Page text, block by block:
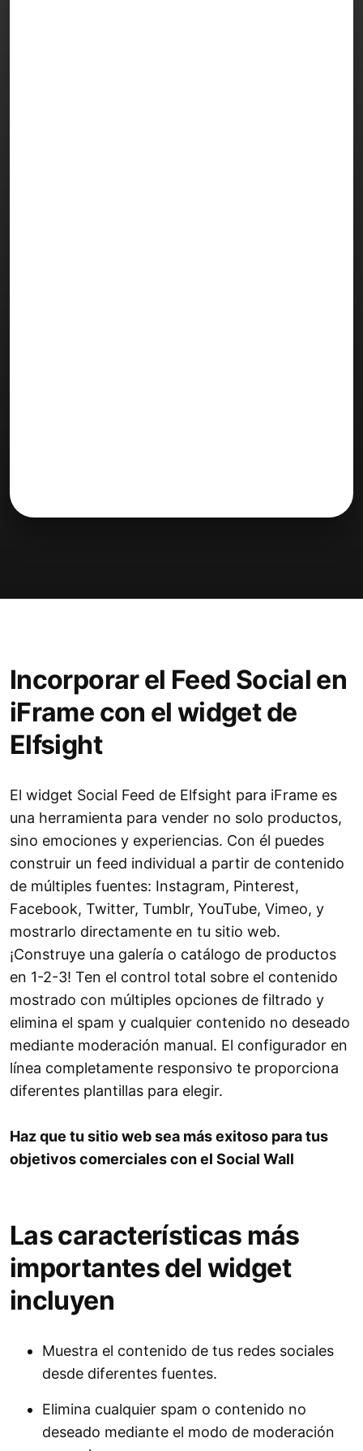
Incorporar el Feed Social en
iFrame con el widget de
Elfsight
El widget Social Feed de Elfsight para iFrame es
una herramienta para vender no solo productos,
sino emociones y experiencias. Con él puedes
construir un feed individual a partir de contenido
de múltiples fuentes: Instagram, Pinterest,
Facebook, Twitter, Tumblr, YouTube, Vimeo, y
mostrarlo directamente en tu sitio web.
¡Construye una galería o catálogo de productos
en 1-2-3! Ten el control total sobre el contenido
mostrado con múltiples opciones de filtrado y
elimina el spam y cualquier contenido no deseado
mediante moderación manual. El configurador en
línea completamente responsivo te proporciona
diferentes plantillas para elegir.
Haz que tu sitio web sea más exitoso para tus
objetivos comerciales con el Social Wall
Las características más
importantes del widget
incluyen
Muestra el contenido de tus redes sociales
desde diferentes fuentes.
Elimina cualquier spam o contenido no
deseado mediante el modo de moderación